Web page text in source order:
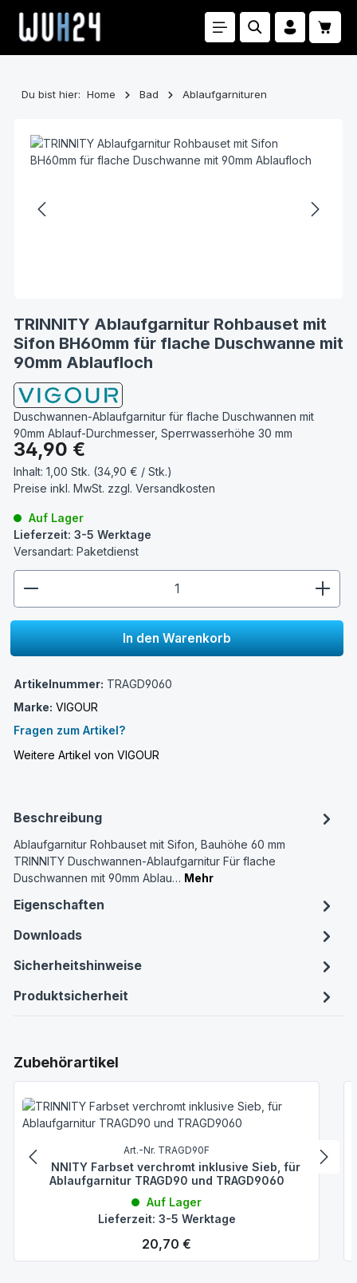
Zum Hauptinhalt springen
Du bist hier: Home Bad Ablaufgarnituren
TRINNITY Ablaufgarnitur Rohbauset mit
Sifon BH60mm für flache Duschwanne mit
90mm Ablaufloch
Duschwannen-Ablaufgarnitur für flache Duschwannen mit
90mm Ablauf-Durchmesser, Sperrwasserhöhe 30 mm
Regulärer Preis:
34,90 €
Inhalt: 1,00 Stk. (34,90 € / Stk.)
Preise inkl. MwSt. zzgl. Versandkosten
Auf Lager
Lieferzeit: 3-5 Werktage
Versandart: Paketdienst
In den Warenkorb
Artikelnummer: TRAGD9060
Marke: VIGOUR
Fragen zum Artikel?
Weitere Artikel von VIGOUR
Beschreibung
Ablaufgarnitur Rohbauset mit Sifon, Bauhöhe 60 mm
TRINNITY Duschwannen-Ablaufgarnitur Für flache
Duschwannen mit 90mm Ablau… Mehr
Eigenschaften
Downloads
Sicherheitshinweise
Produktsicherheit
Produktgalerie überspringen
Zubehörartikel
Art.-Nr. TRAGD90F
TRINNITY Farbset verchromt inklusive Sieb, für
Ablaufgarnitur TRAGD90 und TRAGD9060
Auf Lager
Lieferzeit: 3-5 Werktage
Regulärer Preis:
20,70 €